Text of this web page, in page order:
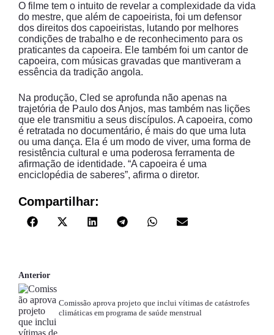
O filme tem o intuito de revelar a complexidade da vida
do mestre, que além de capoeirista, foi um defensor
dos direitos dos capoeiristas, lutando por melhores
condições de trabalho e de reconhecimento para os
praticantes da capoeira. Ele também foi um cantor de
capoeira, com músicas gravadas que mantiveram a
essência da tradição angola.
Na produção, Cled se aprofunda não apenas na
trajetória de Paulo dos Anjos, mas também nas lições
que ele transmitiu a seus discípulos. A capoeira, como
é retratada no documentário, é mais do que uma luta
ou uma dança. Ela é um modo de viver, uma forma de
resistência cultural e uma poderosa ferramenta de
afirmação de identidade. “A capoeira é uma
enciclopédia de saberes”, afirma o diretor.
Compartilhar:
Anterior
Comissão aprova projeto que inclui vítimas de catástrofes
climáticas em programa de saúde menstrual